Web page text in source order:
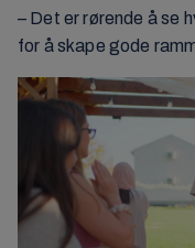
– Det er rørende å se
for å skape gode